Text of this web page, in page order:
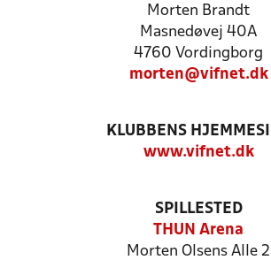
Morten Brandt
Masnedøvej 40A
4760 Vordingborg
morten@vifnet.dk
KLUBBENS
www.vifnet.dk
SPILLESTED
THUN Arena
Morten Olsens Alle 2